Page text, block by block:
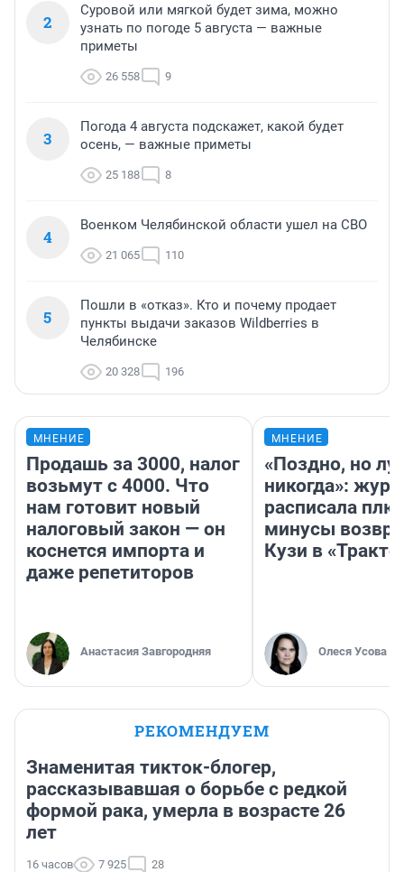
2
Суровой или мягкой будет зима, можно
узнать по погоде 5 августа — важные
приметы
26 558 9
3
Погода 4 августа подскажет, какой будет
осень, — важные приметы
25 188 8
4
Военком Челябинской области ушел на СВО
21 065 110
5
Пошли в «отказ». Кто и почему продает
пункты выдачи заказов Wildberries в
Челябинске
20 328 196
МНЕНИЕ
Продашь за 3000, налог
возьмут с 4000. Что
нам готовит новый
налоговый закон — он
коснется импорта и
даже репетиторов
Анастасия Завгородняя
МНЕНИЕ
«Поздно, но
никогда»:
расписала
минусы
Кузи в
Олеся Усова
РЕКОМЕНДУЕМ
Знаменитая тикток-блогер,
рассказывавшая о борьбе с редкой
формой рака, умерла в возрасте 26
лет
16 часов 7 925 28